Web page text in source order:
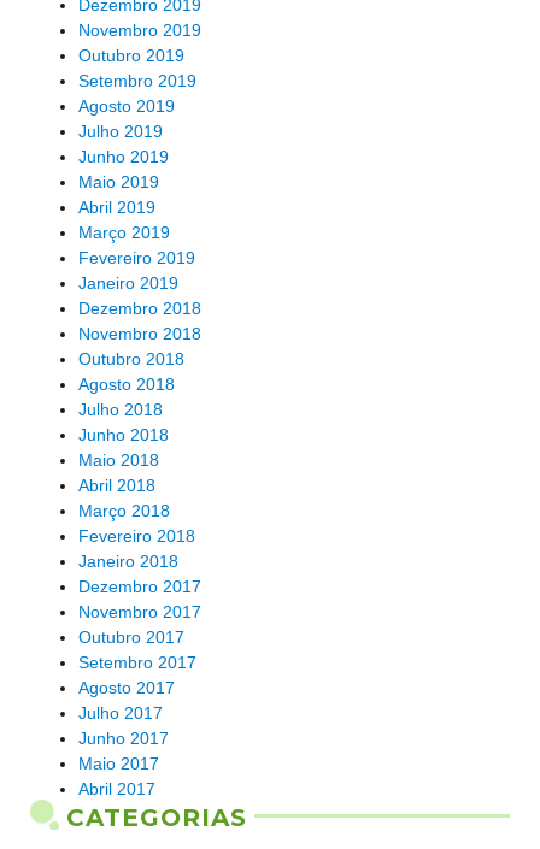
Dezembro 2019
Novembro 2019
Outubro 2019
Setembro 2019
Agosto 2019
Julho 2019
Junho 2019
Maio 2019
Abril 2019
Março 2019
Fevereiro 2019
Janeiro 2019
Dezembro 2018
Novembro 2018
Outubro 2018
Agosto 2018
Julho 2018
Junho 2018
Maio 2018
Abril 2018
Março 2018
Fevereiro 2018
Janeiro 2018
Dezembro 2017
Novembro 2017
Outubro 2017
Setembro 2017
Agosto 2017
Julho 2017
Junho 2017
Maio 2017
Abril 2017
CATEGORIAS